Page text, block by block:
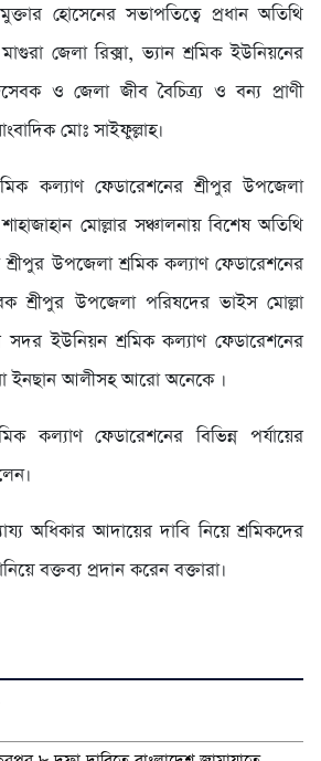
হোসেনের সভাপতিত্বে প্রধান অতিথি
জেলা রিক্সা, ভ্যান শ্রমিক ইউনিয়নের
ও জেলা জীব বৈচিত্র্য ও বন্য প্রাণী
মোঃ সাইফুল্লাহ।
কল্যাণ ফেডারেশনের শ্রীপুর উপজেলা
মোল্লার সঞ্চালনায় বিশেষ অতিথি
শ্রীপুর উপজেলা শ্রমিক কল্যাণ ফেডারেশনের
শ্রীপুর উপজেলা পরিষদের ভাইস মোল্লা
সদর ইউনিয়ন শ্রমিক কল্যাণ ফেডারেশনের
ইনছান আলীসহ আরো অনেকে ।
কল্যাণ ফেডারেশনের বিভিন্ন পর্যায়ের
অধিকার আদায়ের দাবি নিয়ে শ্রমিকদের
বক্তব্য প্রদান করেন বক্তারা।